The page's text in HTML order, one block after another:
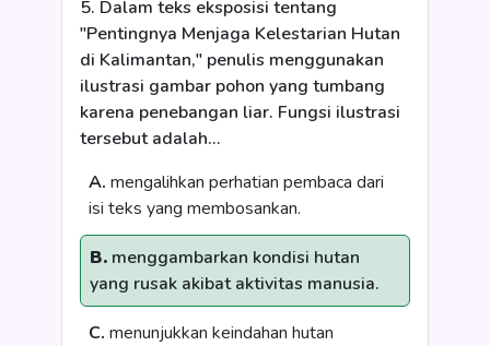
5. Dalam teks eksposisi tentang
"Pentingnya Menjaga Kelestarian Hutan
di Kalimantan," penulis menggunakan
ilustrasi gambar pohon yang tumbang
karena penebangan liar. Fungsi ilustrasi
tersebut adalah...
A. mengalihkan perhatian pembaca dari
isi teks yang membosankan.
B. menggambarkan kondisi hutan
yang rusak akibat aktivitas manusia.
C. menunjukkan keindahan hutan